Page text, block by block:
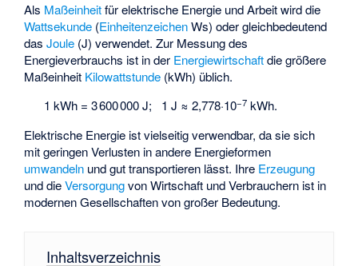
Als Maßeinheitfür elektrische Energie und Arbeit wird die
Wattsekunde (EinheitenzeichenWs) oder gleichbedeutend
dasJoule (J) verwendet. Zur Messung des
Energieverbrauchs ist in der Energiewirtschaftdie größere
Maßeinheit Kilowattstunde (kWh) üblich.
1 kWh = 3 600 000 J; 1 J ≈ 2,778·10−7kWh.
Elektrische Energie ist vielseitig verwendbar, da sie sich
mit geringen Verlusten in andere Energieformen
umwandeln und gut transportieren lässt. Ihre Erzeugung
und dieVersorgungvon Wirtschaft und Verbrauchern ist in
modernen Gesellschaften von großer Bedeutung.
Inhaltsverzeichnis